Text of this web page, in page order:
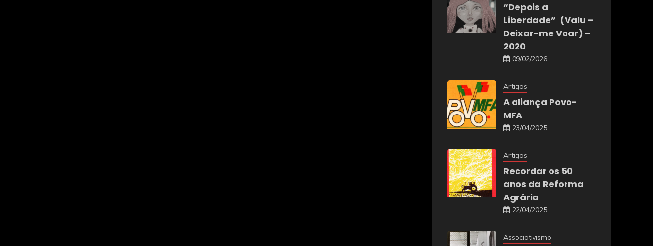
“Depois a
Liberdade” (Valu –
Deixar-me Voar) –
2020
09/02/2026
Artigos
A aliança Povo-
MFA
23/04/2025
Artigos
Recordar os 50
anos da Reforma
Agrária
22/04/2025
Associativismo